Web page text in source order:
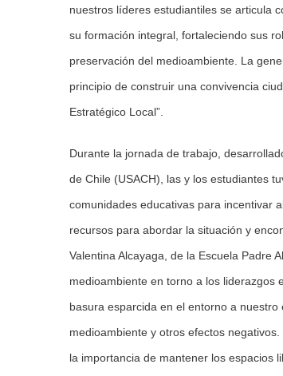
nuestros líderes estudiantiles se articula
su formación integral, fortaleciendo sus
preservación del medioambiente. La
principio de construir una convivencia
Estratégico Local”.
Durante la jornada de trabajo,
de Chile (USACH), las y los estudiantes
comunidades educativas para incentivar
recursos para abordar la situación y
Valentina Alcayaga, de la Escuela Padre
medioambiente en torno a los liderazgos
basura esparcida en el entorno a
medioambiente y otros efectos
la importancia de mantener los espacios